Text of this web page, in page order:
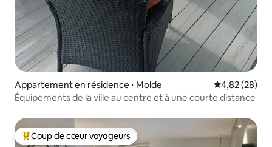
Appartement en résidence ⋅ Molde Évaluation
4,82 (28)
Équipements de la ville au centre et à une courte distance
Coups de cœur voyageurs les plus appréciés
Coup de cœur voyageurs